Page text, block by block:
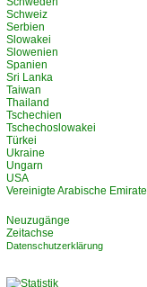
Schweiz
Serbien
Slowakei
Slowenien
Spanien
Sri Lanka
Taiwan
Thailand
Tschechien
Tschechoslowakei
Türkei
Ukraine
Ungarn
USA
Vereinigte Arabische Emirate
Neuzugänge
Zeitachse
Datenschutzerklärung